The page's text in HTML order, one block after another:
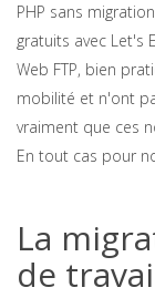
PHP sans
gratuits avec Let's
Web FTP, bien
mobilité et n'ont
vraiment que ces
En tout cas pour
La
de